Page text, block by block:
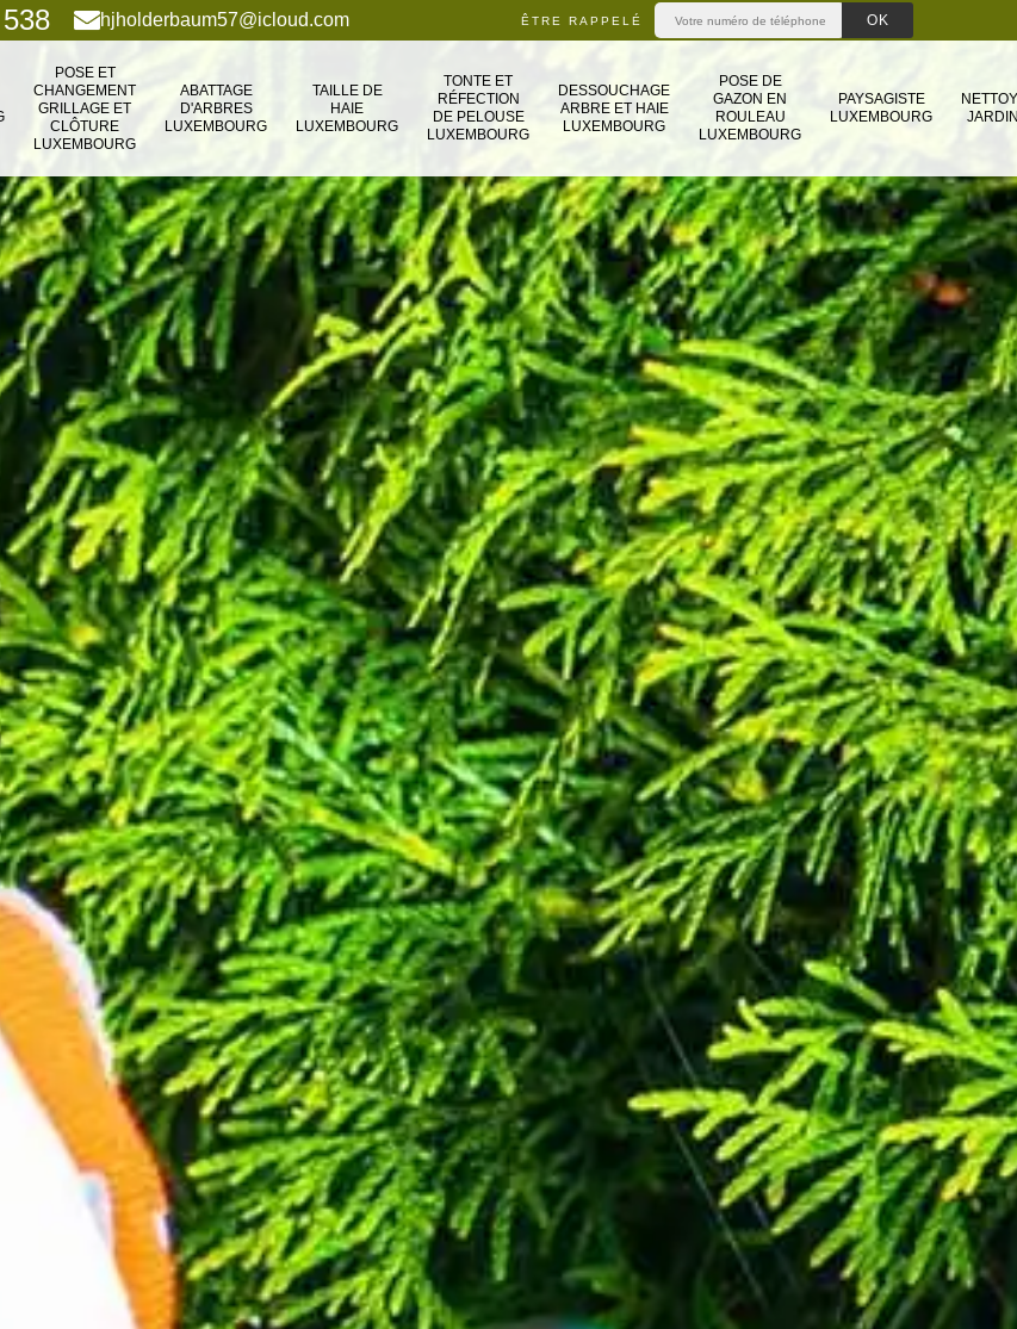
hjholderbaum57@icloud.com ÊTRE RAPPELÉ
POSE ET
CHANGEMENT
GRILLAGE ET
CLÔTURE
LUXEMBOURG
ABATTAGE
D'ARBRES
LUXEMBOURG
TAILLE DE
HAIE
LUXEMBOURG
TONTE ET
RÉFECTION
DE PELOUSE
LUXEMBOURG
DESSOUCHAGE
ARBRE ET HAIE
LUXEMBOURG
POSE DE
GAZON EN
ROULEAU
LUXEMBOURG
PAYSAGISTE
LUXEMBOURG